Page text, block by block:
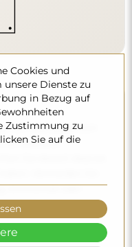
Hause an, mit dem Sie
entgegennehmen.
wir zusätzlich einen
Cookies und
Dienste zu
in Bezug auf
Zustimmung zu
Sie auf die